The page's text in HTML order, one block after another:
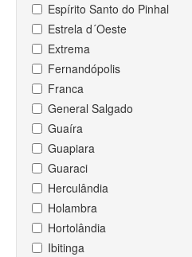
Espírito Santo do Pinhal
Estrela d´Oeste
Extrema
Fernandópolis
Franca
General Salgado
Guaíra
Guapiara
Guaraci
Herculândia
Holambra
Hortolândia
Ibitinga